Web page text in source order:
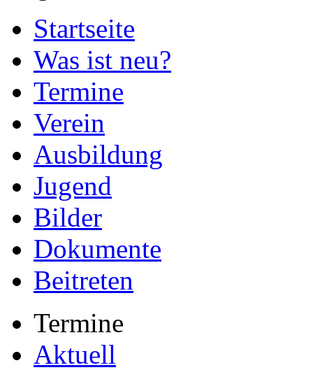
Startseite
Was ist neu?
Termine
Verein
Ausbildung
Jugend
Bilder
Dokumente
Beitreten
Termine
Aktuell